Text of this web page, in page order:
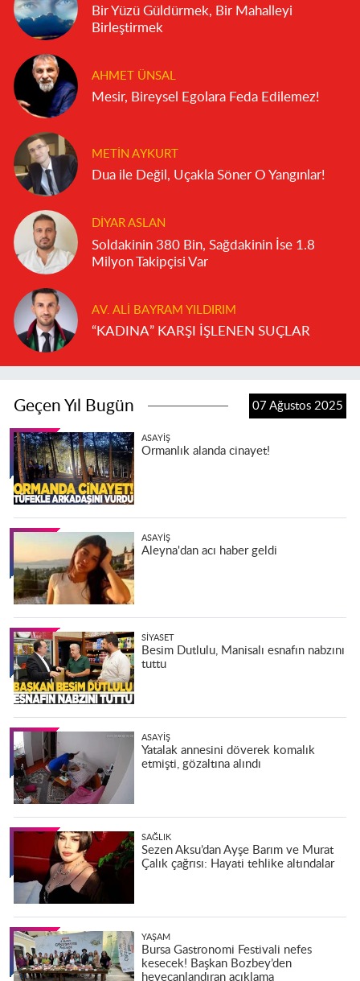
Bir Yüzü Güldürmek, Bir Mahalleyi
Birleştirmek
AHMET ÜNSAL
Mesir, Bireysel Egolara Feda Edilemez!
METIN AYKURT
Dua ile Değil, Uçakla Söner O Yangınlar!
DIYAR ASLAN
Soldakinin 380 Bin, Sağdakinin İse 1.8
Milyon Takipçisi Var
AV. ALI BAYRAM YILDIRIM
“KADINA” KARŞI İŞLENEN SUÇLAR
Geçen Yıl Bugün 07 Ağustos 2025
ASAYIŞ
Ormanlık alanda cinayet!
ASAYIŞ
Aleyna'dan acı haber geldi
SIYASET
Besim Dutlulu, Manisalı esnafın nabzını
tuttu
ASAYIŞ
Yatalak annesini döverek komalık
etmişti, gözaltına alındı
SAĞLIK
Sezen Aksu’dan Ayşe Barım ve Murat
Çalık çağrısı: Hayati tehlike altındalar
YAŞAM
Bursa Gastronomi Festivali nefes
kesecek! Başkan Bozbey’den
heyecanlandıran açıklama